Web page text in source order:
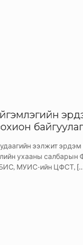
ээлжит
ухааны салбарын
МУИС-ийн ЦФСТ,